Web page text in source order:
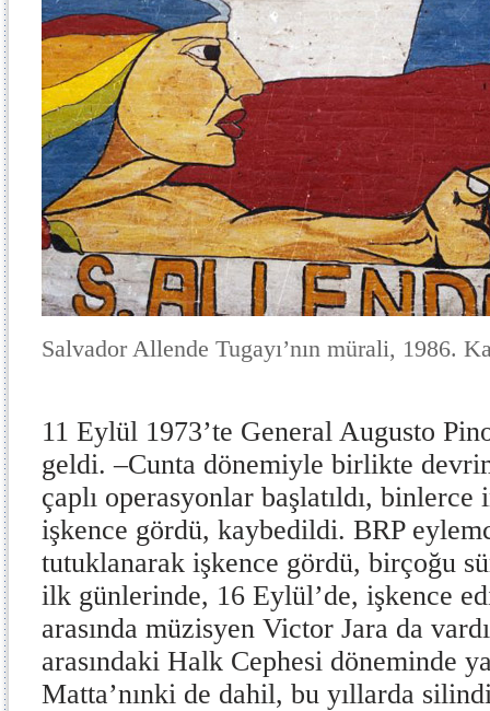
Salvador Allende Tugayı’nın mürali, 1986.
11 Eylül 1973’te General Augusto
geldi.–Cunta dönemiyle birlikte
çaplı operasyonlar başlatıldı, binlerce
işkence gördü, kaybedildi. BRP
tutuklanarak işkence gördü, birçoğu
ilk günlerinde, 16 Eylül’de, işkence
arasında müzisyen Victor Jara da
arasındaki Halk Cephesi döneminde
Matta’nınki de dahil, bu yıllarda